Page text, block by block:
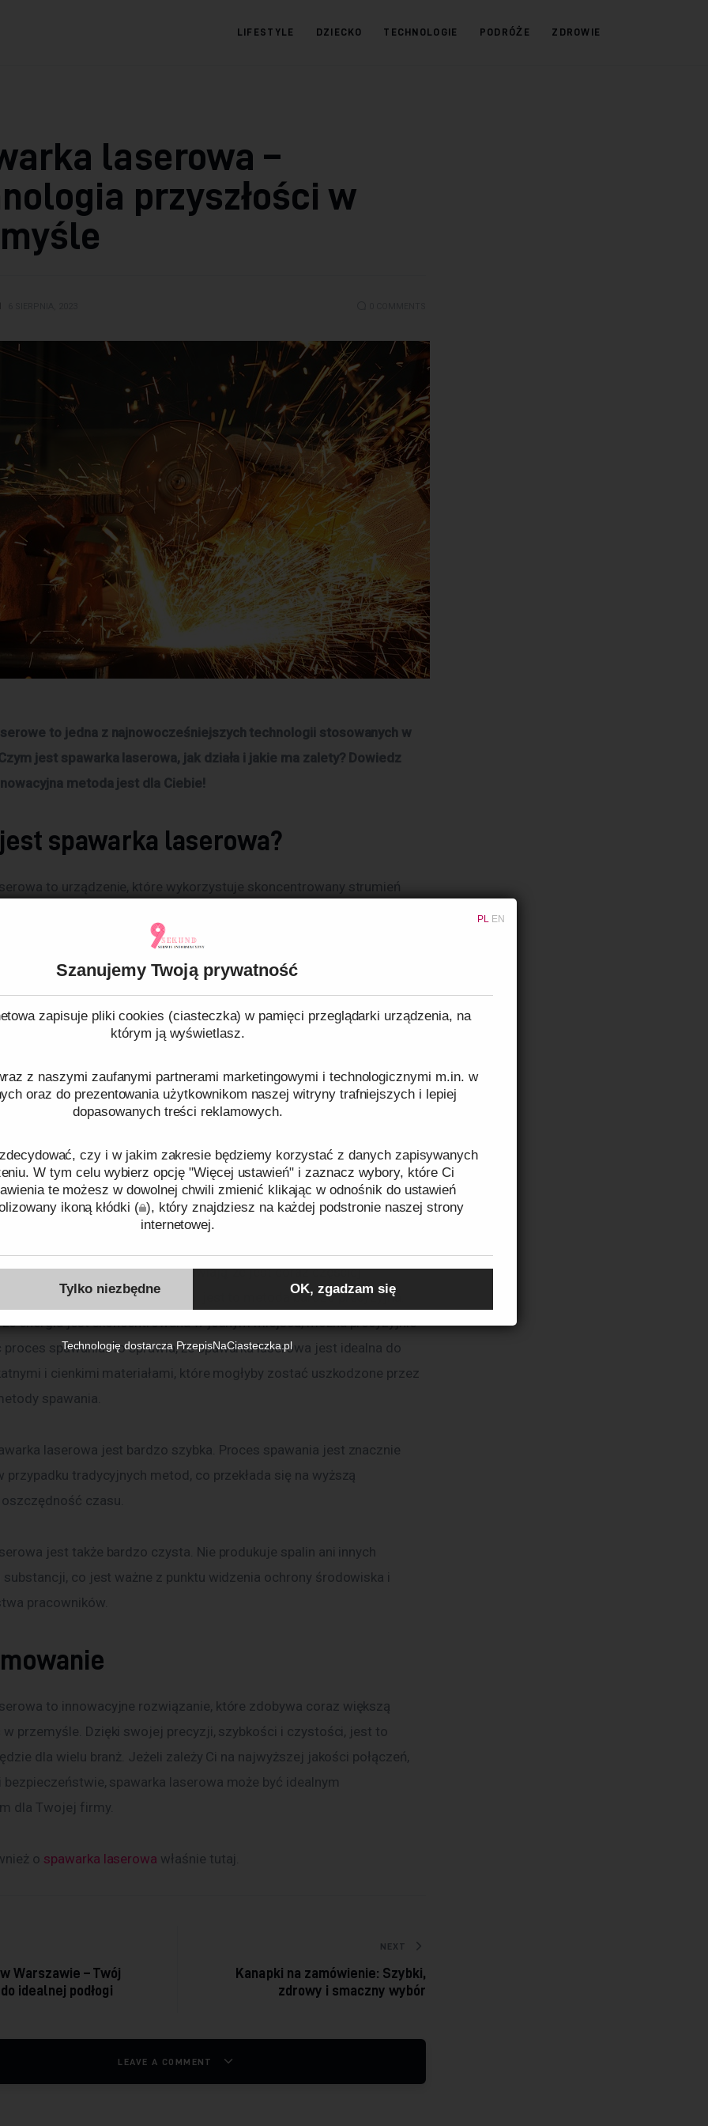
PL EN
Szanujemy Twoją prywatność
zapisuje pliki cookies (ciasteczka) w pamięci przeglądarki urządzenia, na
którym ją wyświetlasz.
z naszymi zaufanymi partnerami marketingowymi i technologicznymi m.in. w
oraz do prezentowania użytkownikom naszej witryny trafniejszych i lepiej
dopasowanych treści reklamowych.
czy i w jakim zakresie będziemy korzystać z danych zapisywanych
W tym celu wybierz opcję "Więcej ustawień" i zaznacz wybory, które Ci
te możesz w dowolnej chwili zmienić klikając w odnośnik do ustawień
ikoną kłódki ( ), który znajdziesz na każdej podstronie naszej strony
internetowej.
cookies oraz tego, w jaki sposób przetwarzamy dane przeczytasz wInformacji
o plikach cookiesoraz naszej Polityce prywatności.
Identyfikator zgody:ID01149260808143859
Tylko niezbędne OK, zgadzam się
Technologię dostarcza PrzepisNaCiasteczka.pl
LIFESTYLE DZIECKO TECHNOLOGIE PODRÓŻE ZDROWIE
laserowa –
przyszłości w
to jedna z najnowocześniejszych technologii stosowanych w
jest spawarka laserowa, jak działa i jakie ma zalety? Dowiedz
metoda jest dla Ciebie!
spawarka laserowa?
to urządzenie, które wykorzystuje skoncentrowany strumień
potrafi przetopić materiał, a następnie połączyć go w jedną całość.
spawarka laserowa?
działa na zasadzie skoncentrowania energii światła w jednym
materiał, a następnie szybko go stygnąć, tworząc trwałe i mocne
Dzięki temu, że energia jest skoncentrowana w jednym miejscu, proces
spawarki laserowej
ma wiele zalet, które sprawiają, że jest coraz częściej
przemysł. Przede wszystkim, jest to metoda bardzo precyzyjna.
że energia jest skoncentrowana w jednym miejscu, można precyzyjnie
spawania. To sprawia, że spawarka laserowa jest idealna do
i cienkimi materiałami, które mogłyby zostać uszkodzone przez
spawania.
laserowa jest bardzo szybka. Proces spawania jest znacznie
przypadku tradycyjnych metod, co przekłada się na wyższą
czasu.
jest także bardzo czysta. Nie produkuje spalin ani innych
co jest ważne z punktu widzenia ochrony środowiska i
pracowników.
to innowacyjne rozwiązanie, które zdobywa coraz większą
w przemyśle. Dzięki swojej precyzji, szybkości i czystości, jest to
dla wielu branż. Jeżeli zależy Ci na najwyższej jakości połączeń,
spawarka laserowa może być idealnym
dla Twojej firmy.
o spawarka laserowa właśnie tutaj.
wpisu
Warszawie – Twój
idealnej podłogi
NEXT
Kanapki na zamówienie: Szybki,
zdrowy i smaczny wybór
LEAVE A COMMENT